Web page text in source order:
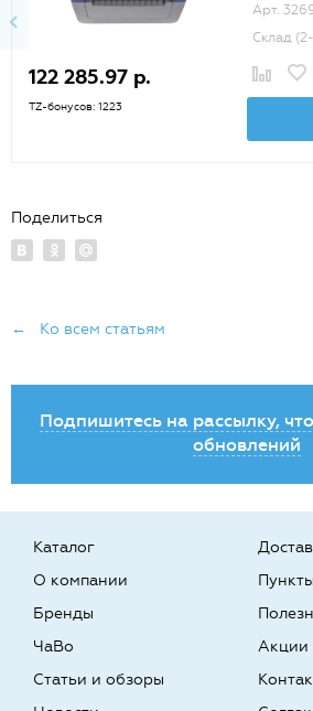
Арт.
Склад
122 285.97 р.
TZ-бонусов: 1223
Поделиться
← Ко всем статьям
Подпишитесь на рассылку,
обновлений
Каталог
О компании
Бренды
ЧаВо
Статьи и обзоры
Акции